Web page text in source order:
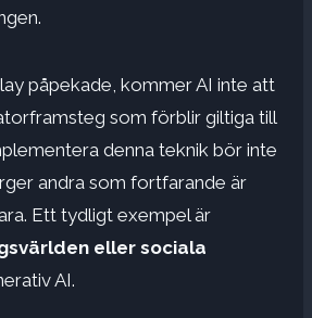
påpekade, kommer AI inte att
som förblir giltiga till
denna teknik bör inte
andra som fortfarande är
Ett tydligt exempel är
eller sociala
AI.